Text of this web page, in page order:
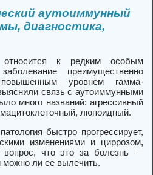
аутоиммунный
диагностика,
относится к редким особым
преимущественно
уровнем гамма-
связь с аутоиммунными
много названий: агрессивный
люпоидный.
быстро прогрессирует,
изменениями и циррозом,
вопрос, что это за болезнь —
можно ли ее вылечить.